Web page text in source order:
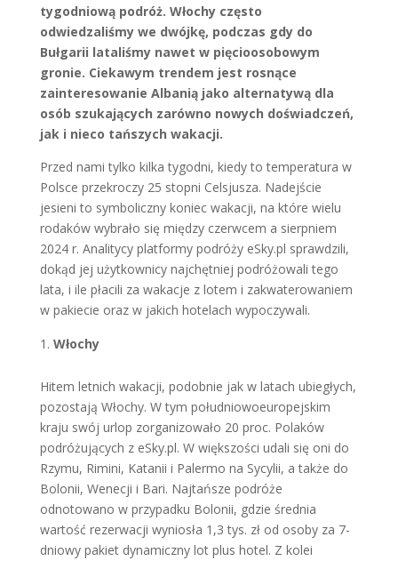
tygodniową podróż. Włochy często
odwiedzaliśmy we dwójkę, podczas gdy do
Bułgarii lataliśmy nawet w pięcioosobowym
gronie. Ciekawym trendem jest rosnące
zainteresowanie Albanią jako alternatywą dla
osób szukających zarówno nowych doświadczeń,
jak i nieco tańszych wakacji.
Przed nami tylko kilka tygodni, kiedy to temperatura w
Polsce przekroczy 25 stopni Celsjusza. Nadejście
jesieni to symboliczny koniec wakacji, na które wielu
rodaków wybrało się między czerwcem a sierpniem
2024 r. Analitycy platformy podróży eSky.pl sprawdzili,
dokąd jej użytkownicy najchętniej podróżowali tego
lata, i ile płacili za wakacje z lotem i zakwaterowaniem
w pakiecie oraz w jakich hotelach wypoczywali.
Włochy
Hitem letnich wakacji, podobnie jak w latach ubiegłych,
pozostają Włochy. W tym południowoeuropejskim
kraju swój urlop zorganizowało 20 proc. Polaków
podróżujących z eSky.pl. W większości udali się oni do
Rzymu, Rimini, Katanii i Palermo na Sycylii, a także do
Bolonii, Wenecji i Bari. Najtańsze podróże
odnotowano w przypadku Bolonii, gdzie średnia
wartość rezerwacji wyniosła 1,3 tys. zł od osoby za 7-
dniowy pakiet dynamiczny lot plus hotel. Z kolei